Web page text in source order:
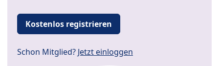
Kostenlos registrieren
Schon Mitglied? Jetzt einloggen